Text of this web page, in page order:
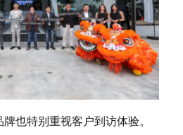
也特别重视客户到访体验。